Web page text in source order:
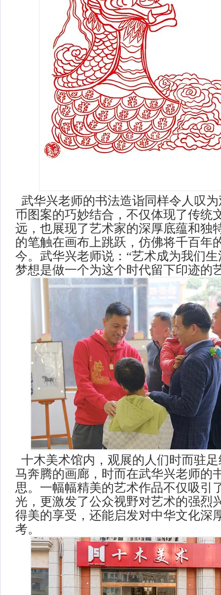
武华兴老师的书法造诣同样令人叹
币图案的巧妙结合，不仅体现了传统
远，也展现了艺术家的深厚底蕴和独
的笔触在画布上跳跃，仿佛将千百年
今。武华兴老师说：“艺术成为我们
梦想是做一个为这个时代留下印迹的
十木美术馆内，观展的人们时而驻
马奔腾的画廊，时而在武华兴老师的
思。一幅幅精美的艺术作品不仅吸引
光，更激发了公众视野对艺术的强烈
得美的享受，还能启发对中华文化深
考。